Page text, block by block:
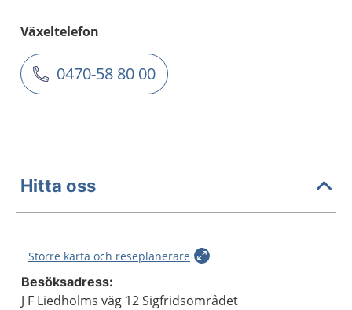
Växeltelefon
0470-58 80 00
Hitta oss
Större karta och reseplanerare
Besöksadress:
J F Liedholms väg 12 Sigfridsområdet